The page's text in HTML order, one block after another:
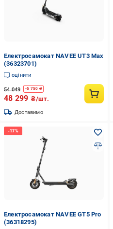
Електросамокат NAVEE UT3 Max
(36323701)
оцінити
54 049 -5 750 ₴
48 299 ₴/шт.
Доставимо
Електросамокат NAVEE GT5 Pro
(36318295)